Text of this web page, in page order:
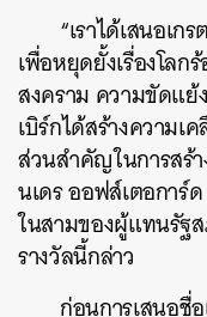
“เราได้เสนอเกร
เพื่อหยุดยั้งเรื่องโลก
สงคราม ความขัดแย้
เบิร์กได้สร้างความเ
ส่วนสำคัญในการสร้
นเดร ออฟส์เตอการ์
ในสามของผู้แทนรัฐ
รางวัลนี้กล่าว
ก่อนการเสนอชื่